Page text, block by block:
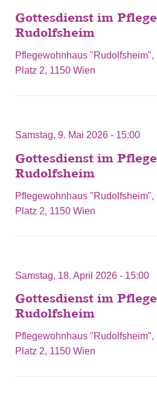
Gottesdienst im
Rudolfsheim
Pflegewohnhaus
Platz 2, 1150 Wien
Samstag, 9. Mai 2026 - 15:00
Gottesdienst im
Rudolfsheim
Pflegewohnhaus
Platz 2, 1150 Wien
Samstag, 18. April 2026 - 15:00
Gottesdienst im
Rudolfsheim
Pflegewohnhaus
Platz 2, 1150 Wien